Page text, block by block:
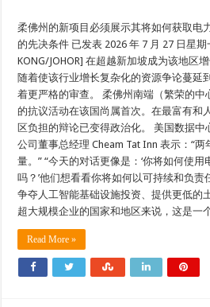
柔佛州的新项目必须展示其将如何获取电
的先决条件 已发表 2026 年 7 月 27 日星期
KONG/JOHOR] 在超越新加坡成为该地区
随着使该行业增长复杂化的资源争论蔓延
着更严格的审查。 柔佛州南端（繁荣的
的抗议活动在该国尚属首次。在最富有和
区负担的辩论已变得政治化。 美国数据中
公司董事总经理 Cheam Tat Inn 表示：“
量。” “今天的对话更像是：‘你将如何使
吗？’他们想看看你将如何以可持续和负责
争夺人工智能基础设施投资、提供更低
超大规模企业的国家和地区来说，这是一
Read More »